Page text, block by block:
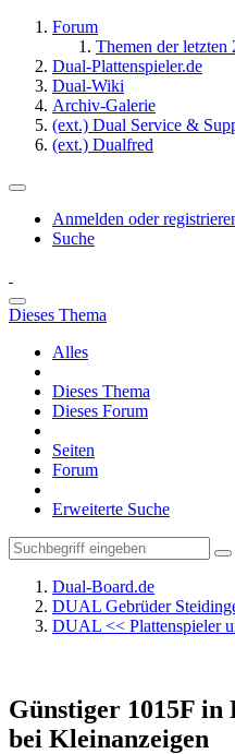
Forum
Themen der letzten
Dual-Plattenspieler.de
Dual-Wiki
Archiv-Galerie
(ext.) Dual Service &
(ext.) Dualfred
Anmelden oder
Suche
Dieses Thema
Alles
Dieses Thema
Dieses Forum
Seiten
Forum
Erweiterte Suche
Dual-Board.de
DUAL Gebrüder
DUAL << Plattenspieler
Günstiger 1015F
bei Kleinanzeigen